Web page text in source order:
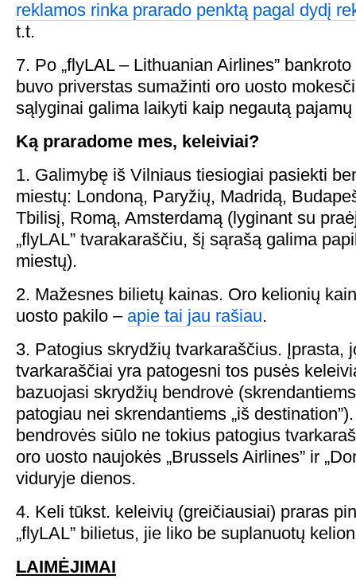
reklamos rinka prarado penktą pagal dydį
t.t.
7. Po „flyLAL – Lithuanian Airlines”
buvo priverstas sumažinti oro uosto
sąlyginai galima laikyti kaip negautą
Ką praradome mes, keleiviai?
1. Galimybę iš Vilniaus tiesiogiai pasiekti
miestų: Londoną, Paryžių, Madridą,
Tbilisį, Romą, Amsterdamą (lyginant su
„flyLAL” tvarakaraščiu, šį sąrašą galima
miestų).
2. Mažesnes bilietų kainas. Oro kelionių
uosto pakilo – apie tai jau rašiau.
3. Patogius skrydžių tvarkaraščius. Įprasta,
tvarkaraščiai yra patogesni tos pusės
bazuojasi skrydžių bendrovė (skrendantiems
patogiau nei skrendantiems „iš
bendrovės siūlo ne tokius patogius
oro uosto naujokės „Brussels Airlines” ir
viduryje dienos.
4. Keli tūkst. keleivių (greičiausiai) praras
„flyLAL” bilietus, jie liko be suplanuotų
LAIMĖJIMAI